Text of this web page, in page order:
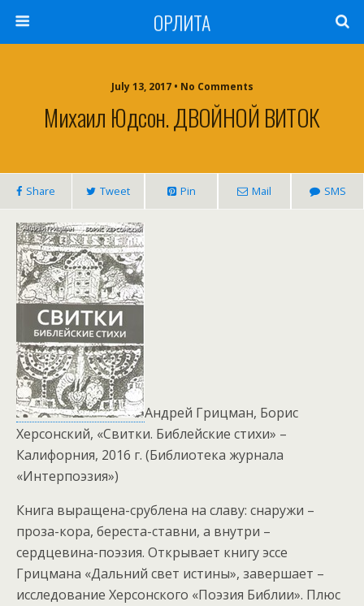
ОРЛИТА
July 13, 2017 • No Comments
Михаил Юдсон. ДВОЙНОЙ ВИТОК
Share Tweet Pin Mail SMS
Андрей Грицман, Борис
Херсонский, «Свитки. Библейские стихи» –
Калифорния, 2016 г. (Библиотека журнала
«Интерпоэзия»)
Книга выращена-срублена на славу: снаружи –
проза-кора, береста-ставни, а внутри –
сердцевина-поэзия. Открывает книгу эссе
Грицмана «Дальний свет истины», завершает –
исследование Херсонского «Поэзия Библии». Плюс